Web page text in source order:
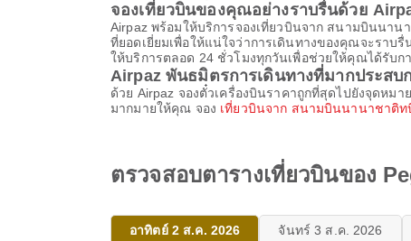
จองเที่ยวบินของคุณอย่างราบรื่นด้วย
Airpaz พร้อมให้บริการจองเที่ยวบินจาก สนามบินนาน
ที่ยอดเยี่ยมเพื่อให้แน่ใจว่าการเดินทางของคุณจะรา
ให้บริการตลอด 24 ชั่วโมงทุกวันเพื่อช่วยให้คุณได้รับก
Airpaz พันธมิตรการเดินทางที่มากประส
ด้วย Airpaz จองตั๋วเครื่องบินราคาถูกที่สุดไปยังจุดห
มากมายให้คุณ จอง เที่ยวบินจาก สนามบินนานาชาติ
ตรวจสอบตารางเที่ยวบินของ
อาทิตย์ 2 ส.ค. 2026 จันทร์ 3 ส.ค. 2026